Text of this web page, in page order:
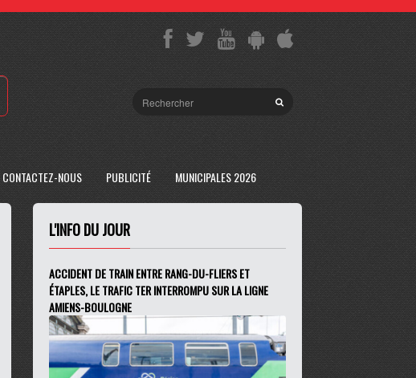
CONTACTEZ-NOUS PUBLICITÉ MUNICIPALES 2026
L'INFO DU JOUR
ACCIDENT DE TRAIN ENTRE RANG-DU-FLIERS ET
ÉTAPLES, LE TRAFIC TER INTERROMPU SUR LA LIGNE
AMIENS-BOULOGNE